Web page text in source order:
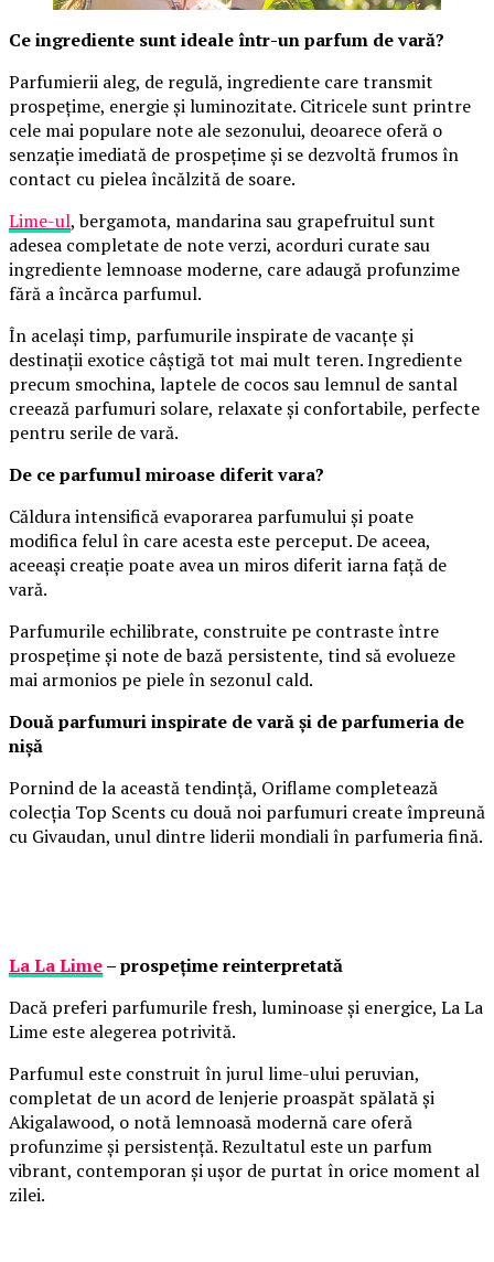
Ce ingrediente sunt ideale într-un parfum de vară?
Parfumierii aleg, de regulă, ingrediente care transmit
prospețime, energie și luminozitate. Citricele sunt printre
cele mai populare note ale sezonului, deoarece oferă o
senzație imediată de prospețime și se dezvoltă frumos în
contact cu pielea încălzită de soare.
Lime-ul, bergamota, mandarina sau grapefruitul sunt
adesea completate de note verzi, acorduri curate sau
ingrediente lemnoase moderne, care adaugă profunzime
fără a încărca parfumul.
În același timp, parfumurile inspirate de vacanțe și
destinații exotice câștigă tot mai mult teren. Ingrediente
precum smochina, laptele de cocos sau lemnul de santal
creează parfumuri solare, relaxate și confortabile, perfecte
pentru serile de vară.
De ce parfumul miroase diferit vara?
Căldura intensifică evaporarea parfumului și poate
modifica felul în care acesta este perceput. De aceea,
aceeași creație poate avea un miros diferit iarna față de
vară.
Parfumurile echilibrate, construite pe contraste între
prospețime și note de bază persistente, tind să evolueze
mai armonios pe piele în sezonul cald.
Două parfumuri inspirate de vară și de parfumeria de
nișă
Pornind de la această tendință, Oriflame completează
colecția Top Scents cu două noi parfumuri create împreună
cu Givaudan, unul dintre liderii mondiali în parfumeria fină.
La La Lime– prospețime reinterpretată
Dacă preferi parfumurile fresh, luminoase și energice, La La
Lime este alegerea potrivită.
Parfumul este construit în jurul lime-ului peruvian,
completat de un acord de lenjerie proaspăt spălată și
Akigalawood, o notă lemnoasă modernă care oferă
profunzime și persistență. Rezultatul este un parfum
vibrant, contemporan și ușor de purtat în orice moment al
zilei.